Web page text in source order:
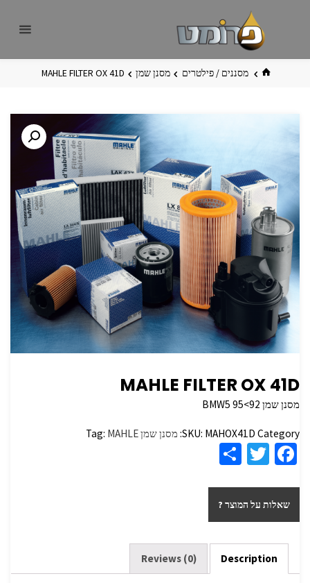
בית מסננים / פילטרים מסנן שמן MAHLE FILTER OX 41D
MAHLE FILTER OX 41D
מסנן שמן BMW5 95<92
SKU: MAHOX41D Category: מסנן שמן Tag: MAHLE
Fa
b
o
o
k
T
tt
er
ar
e
שאלות על המוצר ?
Description
Reviews (0)